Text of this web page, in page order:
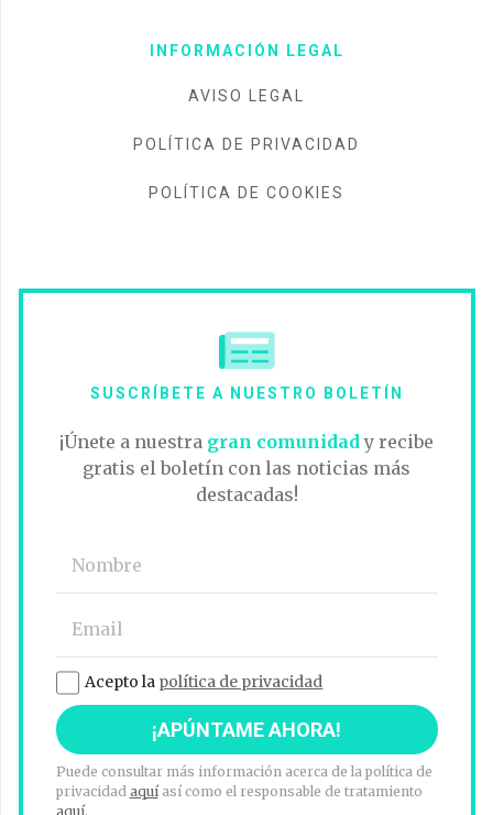
INFORMACIÓN LEGAL
AVISO LEGAL
POLÍTICA DE PRIVACIDAD
POLÍTICA DE COOKIES
SUSCRÍBETE A NUESTRO BOLETÍN
¡Únete a nuestra gran comunidady recibe
gratis el boletín con las noticias más
destacadas!
Acepto la política de privacidad
Puede consultar más información acerca de la política de
privacidad aquíasí como el responsable de tratamiento
aquí.